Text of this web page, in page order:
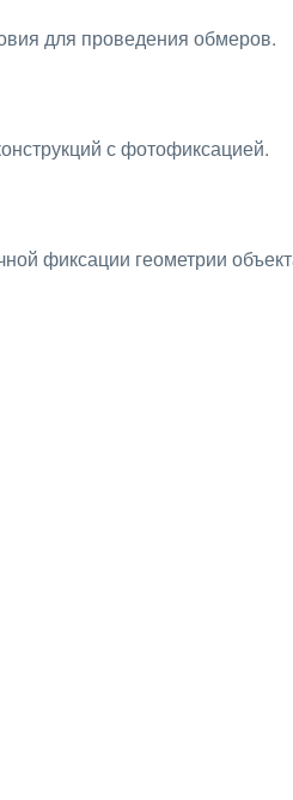
для проведения обмеров.
с фотофиксацией.
фиксации геометрии